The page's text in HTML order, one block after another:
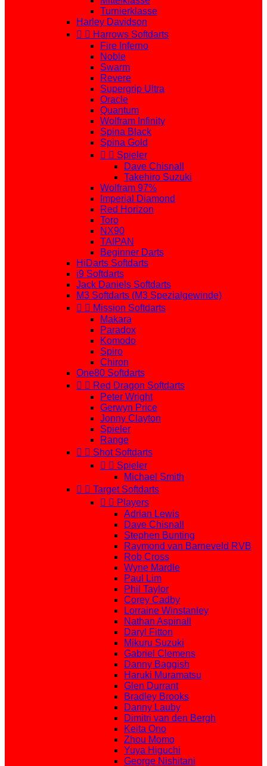
Turnierklasse
Harley Davidson
  Harrows Softdarts
Fire Inferno
Noble
Swarm
Revere
Supergrip Ultra
Oracle
Quantum
Wolfram Infinity
Spina Black
Spina Gold
  Spieler
Dave Chisnall
Takehiro Suzuki
Wolfram 97%
Imperial Diamond
Red Horizon
Toro
NX90
TAIPAN
Beginner Darts
HiDarts Softdarts
i9 Softdarts
Jack Daniels Softdarts
M3 Softdarts (M3 Spezialgewinde)
  Mission Softdarts
Makara
Paradox
Komodo
Spiro
Chiron
One80 Softdarts
  Red Dragon Softdarts
Peter Wright
Gerwyn Price
Jonny Clayton
Spieler
Range
  Shot Softdarts
  Spieler
Michael Smith
  Target Softdarts
  Players
Adrian Lewis
Dave Chisnall
Stephen Bunting
Raymond van Barneveld RVB
Rob Cross
Wyne Mardle
Paul Lim
Phil Taylor
Corey Cadby
Lorraine Winstanley
Nathan Aspinall
Daryl Fitton
Mikuru Suzuki
Gabriel Clemens
Danny Baggish
Haruki Muramatsu
Glen Durrant
Bradley Brooks
Danny Lauby
Dimitri van den Bergh
Keita Ono
Zhou Momo
Yuya Higuchi
George Nishitani